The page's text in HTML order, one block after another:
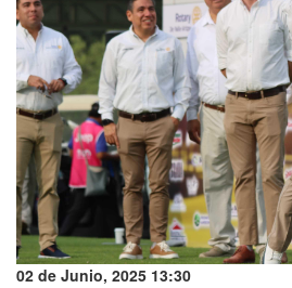
02 de Junio, 2025 13:30